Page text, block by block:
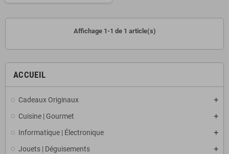
ACCUEIL
Cadeaux Originaux
Cuisine | Gourmet
Informatique | Électronique
Jouets | Déguisements
Affichage 1-1 de 1 article(s)